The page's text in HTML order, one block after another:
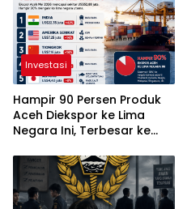
Investasi
Hampir 90 Persen Produk
Aceh Diekspor ke Lima
Negara Ini, Terbesar ke